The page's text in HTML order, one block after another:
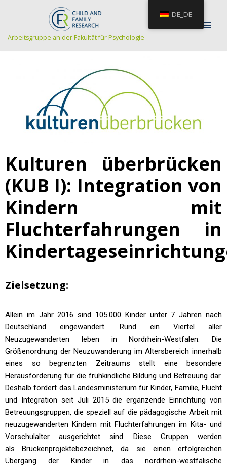
Inhalt
Arbeitsgruppe an der Fakultät für Psychologie
Kulturen überbrücken
(KUB I): Integration von
Kindern mit
Fluchterfahrungen in
Zielsetzung:
Allein im Jahr 2016 sind 105.000 Kinder unter 7 Jahren nach
Deutschland eingewandert. Rund ein Viertel aller
Neuzugewanderten leben in Nordrhein-Westfalen. Die
Größenordnung der Neuzuwanderung im Altersbereich innerhalb
eines so begrenzten Zeitraums stellt eine besondere
Herausforderung für die frühkindliche Bildung und Betreuung dar.
Deshalb fördert das Landesministerium für Kinder, Familie, Flucht
und Integration seit Juli 2015 die ergänzende Einrichtung von
Betreuungsgruppen, die speziell auf die pädagogische Arbeit mit
neuzugewanderten Kindern mit Fluchterfahrungen im Kita- und
Vorschulalter ausgerichtet sind. Diese Gruppen werden
als Brückenprojektebezeichnet, da sie einen erfolgreichen
Übergang der Kinder in das nordrhein-westfälische
DE_DE